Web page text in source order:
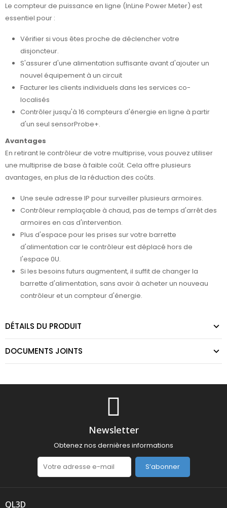
Le compteur de puissance en ligne (InLine Power Meter) est
essentiel pour :
Vérifier si vous êtes proche de déclencher votre
disjoncteur.
S'assurer d'une alimentation suffisante avant d'ajouter un
nouvel équipement à un circuit
Facturer les clients individuels dans les services co-
localisés
Contrôler jusqu'à 16 compteurs d'énergie en ligne à partir
d'un seul sensorProbe+.
Avantages
En retirant le contrôleur de votre multiprise, vous pouvez utiliser
une multiprise de base à faible coût. Cela offre plusieurs
avantages, en plus de la réduction des coûts.
Une seule adresse IP pour surveiller plusieurs armoires.
Contrôleur remplaçable à chaud, pas de temps d'arrêt des
armoires en cas d'intervention.
Plus d'espace pour les prises sur votre barrette
d'alimentation car le contrôleur est déplacé hors de
l'espace 0U.
Si les besoins futurs augmentent, il suffit de changer la
barrette d'alimentation, sans avoir à acheter un nouveau
contrôleur et un compteur d'énergie.
DÉTAILS DU PRODUIT
DOCUMENTS JOINTS
Newsletter
Obtenez nos dernières informations
S’abonner
QL3D